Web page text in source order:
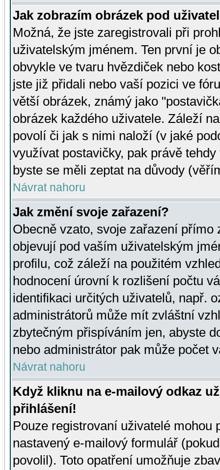
Jak zobrazím obrázek pod
Možná, že jste zaregistrovali při
uživatelským jménem. Ten první je
obvykle ve tvaru hvězdiček nebo
jste již přidali nebo vaší pozici ve
větší obrázek, známý jako
obrázek každého uživatele. Záleží
povolí či jak s nimi naloží (v jaké
využívat postavičky, pak právě
byste se měli zeptat na důvody
Návrat nahoru
Jak změní svoje zařazení?
Obecně vzato, svoje zařazení přímo
objevují pod vaším uživatelským
profilu, což záleží na použitém
hodnocení úrovní k rozlišení počtu
identifikaci určitých uživatelů, např.
administrátorů může mít zvláštní
zbytečným přispíváním jen, abyste
nebo administrátor pak může počet
Návrat nahoru
Když kliknu na e-mailový odkaz
přihlášení!
Pouze registrovaní uživatelé mohou
nastavený e-mailový formulář
povolil). Toto opatření umožňuje